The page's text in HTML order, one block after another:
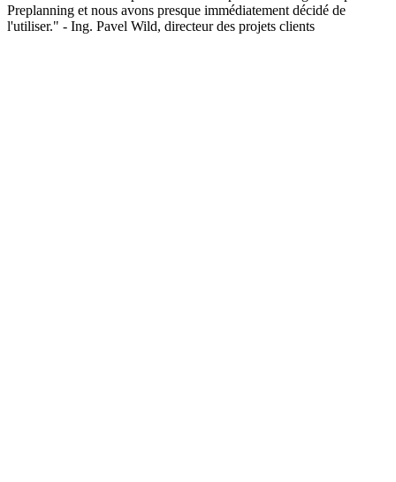
Preplanning et nous avons presque immédiatement décidé de
l'utiliser." - Ing. Pavel Wild, directeur des projets clients